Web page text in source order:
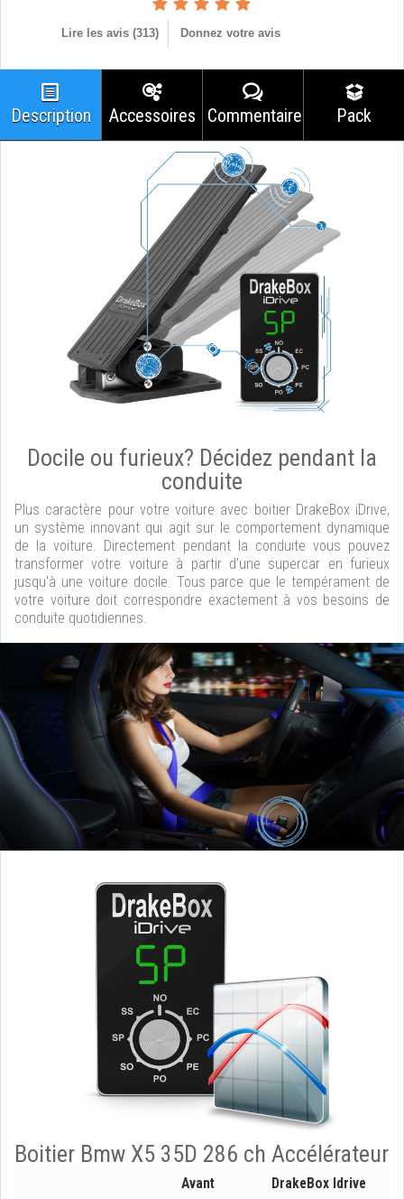
Lire les avis (313) Donnez votre avis
Description Accessoires Commentaires Pack
Docile ou furieux? Décidez pendant la
conduite
Plus caractère pour votre voiture avec boitier DrakeBox iDrive,
un système innovant qui agit sur le comportement dynamique
de la voiture. Directement pendant la conduite vous pouvez
transformer votre voiture à partir d'une supercar en furieux
jusqu'à une voiture docile. Tous parce que le tempérament de
votre voiture doit correspondre exactement à vos besoins de
conduite quotidiennes.
Boitier Bmw X5 35D 286 ch Accélérateur
Avant DrakeBox Idrive